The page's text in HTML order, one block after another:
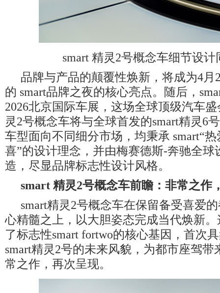
smart 精灵2号概念车细节设计
品牌与产品的颠覆性焕新，将成为4月
的 smart品牌之夜的核心亮点。随后，
2026北京国际车展，这场全球顶级汽车盛
灵2号概念车将与全球首发的smart精灵6
车型面向不同细分市场，均秉承 smart“
喜”的设计理念，并由梅赛德斯-奔驰全球
造，尽显品牌标志性设计风格。
smart 精灵2号概念车前瞻：非常之作
smart精灵2号概念车在保留备受喜爱
心精髓之上，以大胆姿态完成当代焕新
了标志性smart fortwo的核心基因，首次
smart精灵2号的未来风貌，为都市座驾带
常之作，再次呈现。